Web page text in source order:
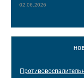
02.06.2026